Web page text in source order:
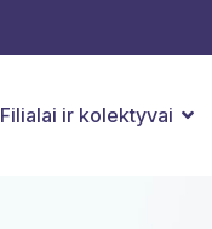
Filialai ir kolektyvai